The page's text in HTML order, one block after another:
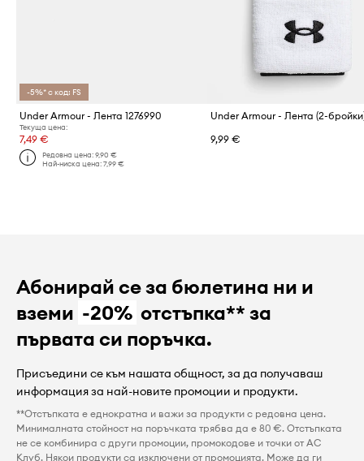
-5%* с код: FS
Under Armour - Лента 1276990
Текуща цена:
7,49 €
Редовна цена:9,90 €
Най-ниска цена:7,99 €
9,99 €
Абонирай се за бюлетина ни и
вземи -20% отстъпка** за
първата си поръчка.
Присъедини се към нашата общност, за да получаваш
информация за най-новите промоции и продукти.
**Отстъпката е еднократна и важи за продукти с редовна цена.
Минималната стойност на поръчката трябва да е 80 €. Отстъпката
не се комбинира с други промоции, промокодове и точки от AC
Клуб. Някои продукти са изключени от промоцията. Може да ги